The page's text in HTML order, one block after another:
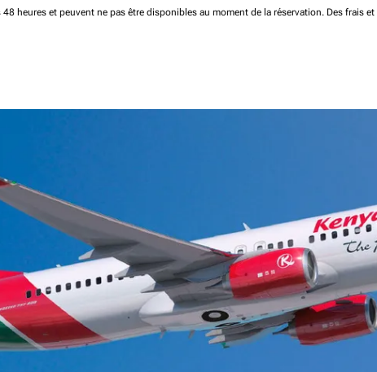
heures et peuvent ne pas être disponibles au moment de la réservation. Des frais